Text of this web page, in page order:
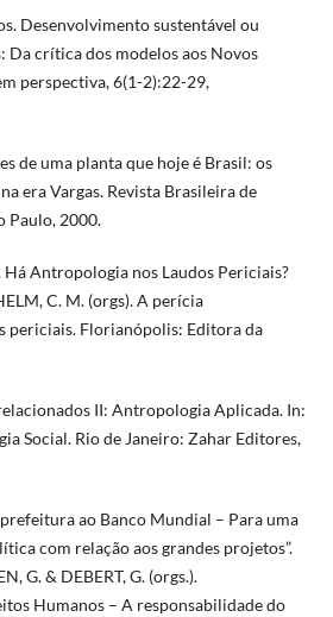
Desenvolvimento sustentável ou
Da crítica dos modelos aos Novos
perspectiva, 6(1-2):22-29,
de uma planta que hoje é Brasil: os
era Vargas. Revista Brasileira de
Paulo, 2000.
Há Antropologia nos Laudos Periciais?
C. M. (orgs). A perícia
periciais. Florianópolis: Editora da
II: Antropologia Aplicada. In:
Social. Rio de Janeiro: Zahar Editores,
prefeitura ao Banco Mundial – Para uma
com relação aos grandes projetos”.
G. & DEBERT, G. (orgs.).
Humanos – A responsabilidade do